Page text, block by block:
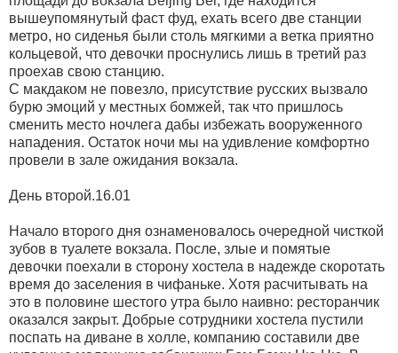
вышеупомянутый фаст фуд, ехать всего две станции
метро, но сиденья были столь мягкими а ветка приятно
кольцевой, что девочки проснулись лишь в третий раз
проехав свою станцию.
С макдаком не повезло, присутствие русских вызвало
бурю эмоций у местных бомжей, так что пришлось
сменить место ночлега дабы избежать вооруженного
нападения. Остаток ночи мы на удивление комфортно
провели в зале ожидания вокзала.
День второй.16.01
Начало второго дня ознаменовалось очередной чисткой
зубов в туалете вокзала. После, злые и помятые
девочки поехали в сторону хостела в надежде скоротать
время до заселения в чифаньке. Хотя расчитывать на
это в половине шестого утра было наивно: ресторанчик
оказался закрыт. Добрые сотрудники хостела пустили
поспать на диване в холле, компанию составили две